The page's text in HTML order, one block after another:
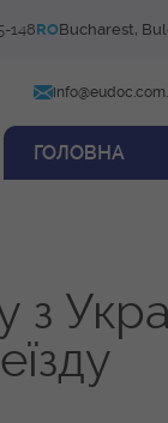
148ROBucharest,
ГОЛОВНА
з